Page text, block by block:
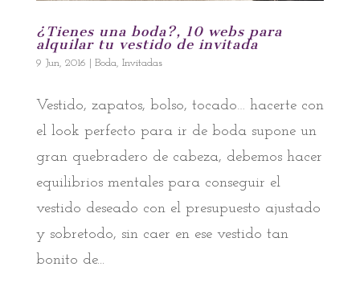
¿Tienes una boda?, 10 webs para
alquilar tu vestido de invitada
9 Jun, 2016 | Boda, Invitadas
Vestido, zapatos, bolso, tocado… hacerte con
el look perfecto para ir de boda supone un
gran quebradero de cabeza, debemos hacer
equilibrios mentales para conseguir el
vestido deseado con el presupuesto ajustado
y sobretodo, sin caer en ese vestido tan
bonito de...